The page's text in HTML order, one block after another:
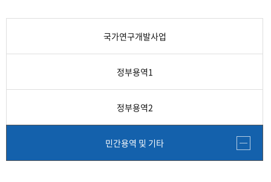
교내연구지원
연구비종합 관리시스템
국가연구개발사업
정부용역1
정부용역2
민간용역 및 기타